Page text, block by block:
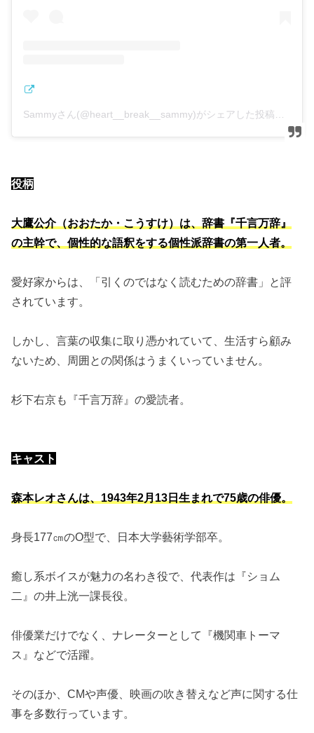
Sammyさん(@heart__break__sammy)がシェアした投稿
役柄
大鷹公介（おおたか・こうすけ）は、辞書『千言万辞』
の主幹で、個性的な語釈をする個性派辞書の第一人者。
愛好家からは、「引くのではなく読むための辞書」と評
されています。
しかし、言葉の収集に取り憑かれていて、生活すら顧み
ないため、周囲との関係はうまくいっていません。
杉下右京も『千言万辞』の愛読者。
キャスト
森本レオさんは、1943年2月13日生まれで75歳の俳優。
身長177㎝のO型で、日本大学藝術学部卒。
癒し系ボイスが魅力の名わき役で、代表作は『ショム
二』の井上洸一課長役。
俳優業だけでなく、ナレーターとして『機関車トーマ
ス』などで活躍。
そのほか、CMや声優、映画の吹き替えなど声に関する仕
事を多数行っています。